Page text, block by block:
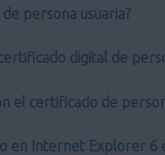
persona usuaria?
digital de
el certificado de
en Internet Explorer 6